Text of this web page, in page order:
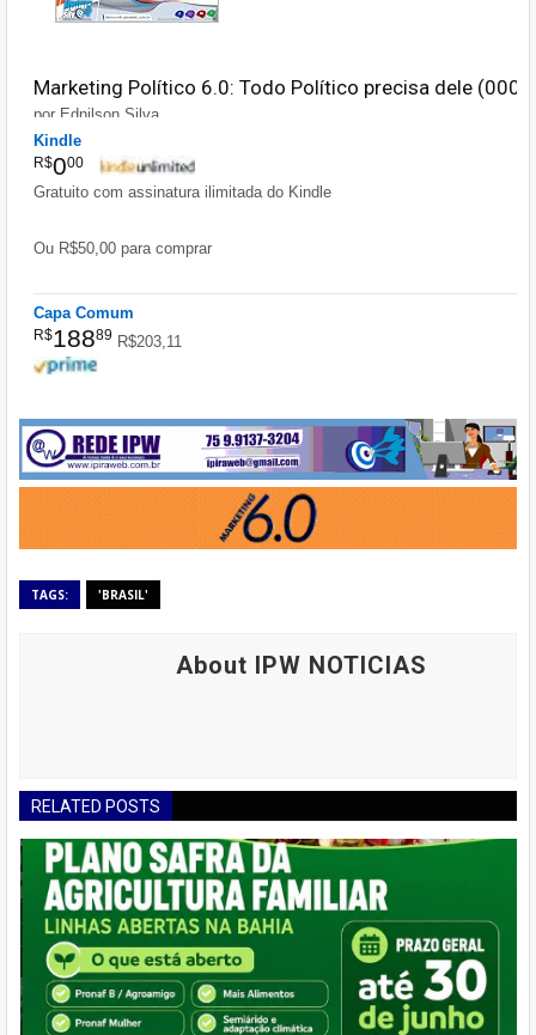
Marketing Político 6.0: Todo Político precisa dele
por Ednilson Silva
Kindle
R$000
Gratuito com assinatura ilimitada do Kindle
Ou R$50,00 para comprar
Capa Comum
R$18889 R$203,11
TAGS: 'BRASIL'
About IPW NOTICIAS
RELATED POSTS